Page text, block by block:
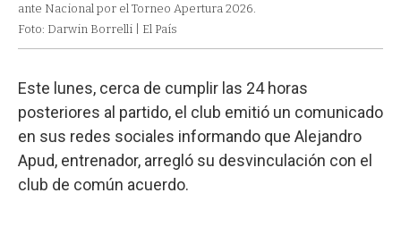
ante Nacional por el Torneo Apertura 2026.
Foto: Darwin Borrelli | El País
Este lunes, cerca de cumplir las 24 horas
posteriores al partido, el club emitió un comunicado
en sus redes sociales informando que Alejandro
Apud, entrenador, arregló su desvinculación con el
club de común acuerdo.